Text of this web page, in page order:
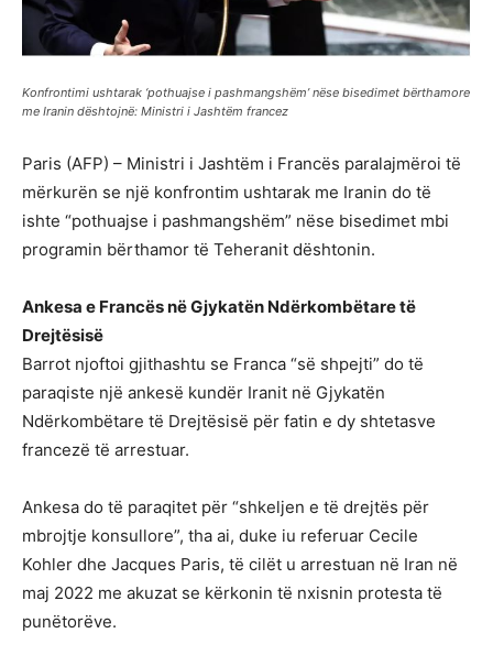
Konfrontimi ushtarak ‘pothuajse i pashmangshëm’ nëse bisedimet bërthamore
me Iranin dështojnë: Ministri i Jashtëm francez
Paris (AFP) – Ministri i Jashtëm i Francës paralajmëroi të
mërkurën se një konfrontim ushtarak me Iranin do të
ishte “pothuajse i pashmangshëm” nëse bisedimet mbi
programin bërthamor të Teheranit dështonin.
Ankesa e FrancësnëGjykatën Ndërkombëtaretë
Drejtësisë
Barrot njoftoi gjithashtu se Franca “së shpejti” do të
paraqiste një ankesë kundër Iranit në Gjykatën
Ndërkombëtare të Drejtësisë për fatin e dy shtetasve
francezë të arrestuar.
Ankesa do të paraqitet për “shkeljen e të drejtës për
mbrojtje konsullore”, tha ai, duke iu referuar Cecile
Kohler dhe Jacques Paris, të cilët u arrestuan në Iran në
maj 2022 me akuzat se kërkonin të nxisnin protesta të
punëtorëve.